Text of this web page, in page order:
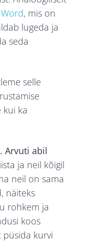
, mis on
lugeda ja
seda
selle
kui ka
Arvuti abil
ja neil kõigil
neil on sama
näiteks
rohkem ja
koos
püsida kurvi